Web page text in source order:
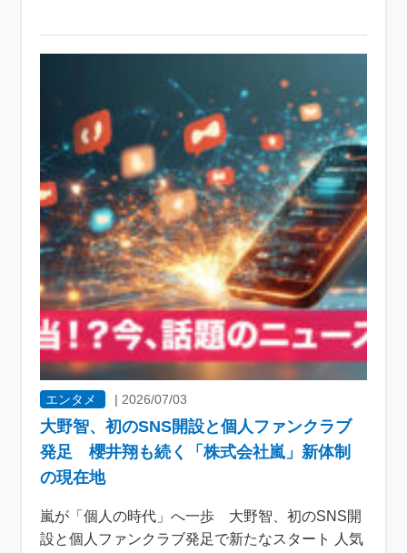
エンタメ |2026/07/03
大野智、初のSNS開設と個人ファンクラブ
発足 櫻井翔も続く「株式会社嵐」新体制
の現在地
嵐が「個人の時代」へ一歩 大野智、初のSNS開
設と個人ファンクラブ発足で新たなスタート 人気